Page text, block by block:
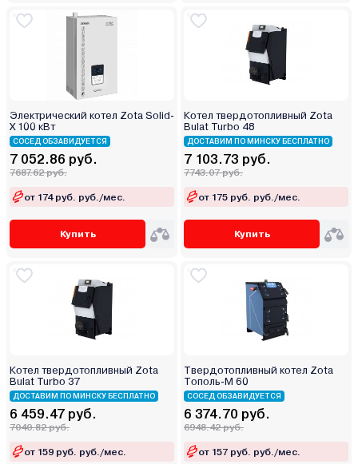
Электрический котел Zota Solid-
Х 100 кВт
СОСЕД ОБЗАВИДУЕТСЯ
7 052.86 руб.
7687.62 руб.
от 174 руб. руб./мес.
Купить
Котел твердотопливный Zota
Bulat Turbo 48
ДОСТАВИМ ПО МИНСКУ БЕСПЛАТНО
7 103.73 руб.
7743.07 руб.
от 175 руб. руб./мес.
Купить
Котел твердотопливный Zota
Bulat Turbo 37
ДОСТАВИМ ПО МИНСКУ БЕСПЛАТНО
6 459.47 руб.
7040.82 руб.
от 159 руб. руб./мес.
Твердотопливный котел Zota
Тополь-М 60
СОСЕД ОБЗАВИДУЕТСЯ
6 374.70 руб.
6948.42 руб.
от 157 руб. руб./мес.